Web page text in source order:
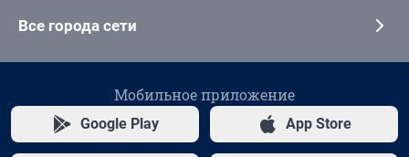
Все города сети
Мобильное приложение
Google Play App Store